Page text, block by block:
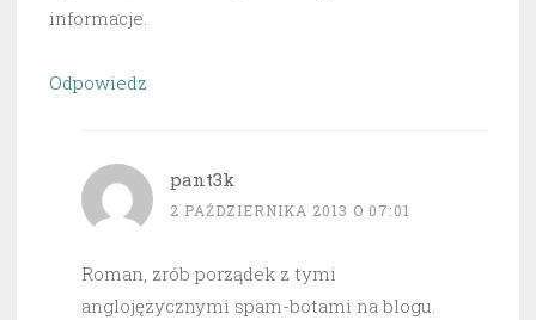
informacje.
Odpowiedz
pant3k
2 PAŹDZIERNIKA 2013 O 07:01
Roman, zrób porządek z tymi
anglojęzycznymi spam-botami na blogu.